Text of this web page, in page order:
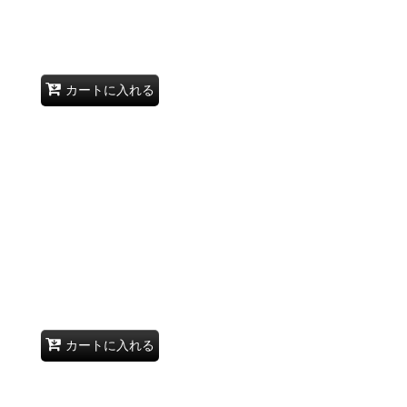
カートに入れる
カートに入れる